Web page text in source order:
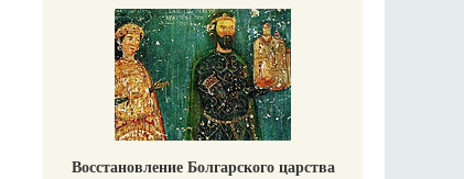
Восстановление Болгарского царства